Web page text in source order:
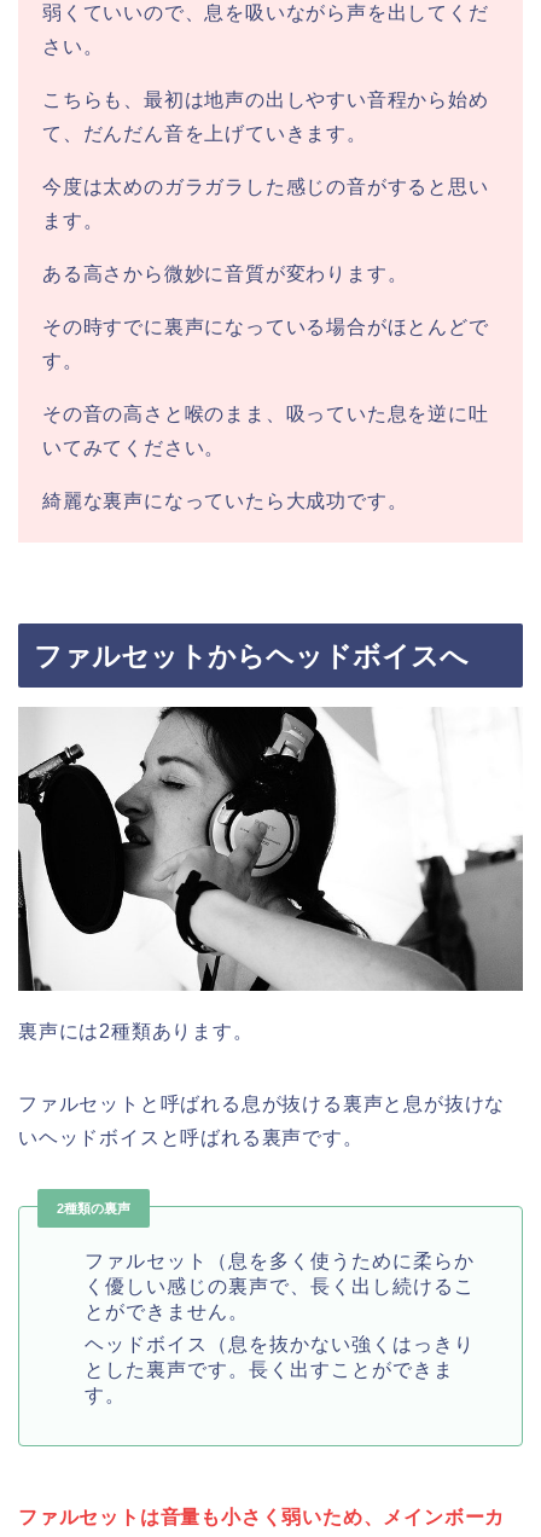
弱くていいので、息を吸いながら声を出してくだ
さい。
こちらも、最初は地声の出しやすい音程から始め
て、だんだん音を上げていきます。
今度は太めのガラガラした感じの音がすると思い
ます。
ある高さから微妙に音質が変わります。
その時すでに裏声になっている場合がほとんどで
す。
その音の高さと喉のまま、吸っていた息を逆に吐
いてみてください。
綺麗な裏声になっていたら大成功です。
ファルセットからヘッドボイスへ
裏声には2種類あります。
ファルセットと呼ばれる息が抜ける裏声と息が抜けな
いヘッドボイスと呼ばれる裏声です。
2種類の裏声
ファルセット（息を多く使うために柔らか
く優しい感じの裏声で、長く出し続けるこ
とができません。
ヘッドボイス（息を抜かない強くはっきり
とした裏声です。長く出すことができま
す。
ファルセットは音量も小さく弱いため、メインボーカ